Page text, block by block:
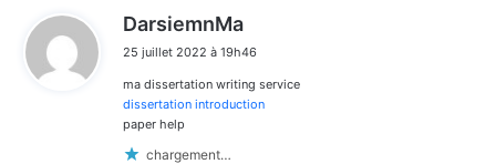
DarsiemnMa
t
:
25 juillet 2022 à 19h46
ma dissertation writing service
dissertation introduction
paper help
chargement…